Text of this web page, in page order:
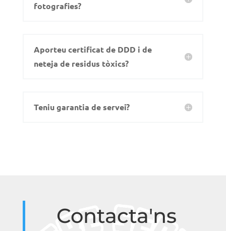
fotografies?
Aporteu certificat de DDD i de
neteja de residus tòxics?
Teniu garantia de servei?
Contacta'ns